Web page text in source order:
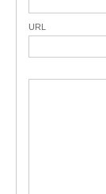
URL